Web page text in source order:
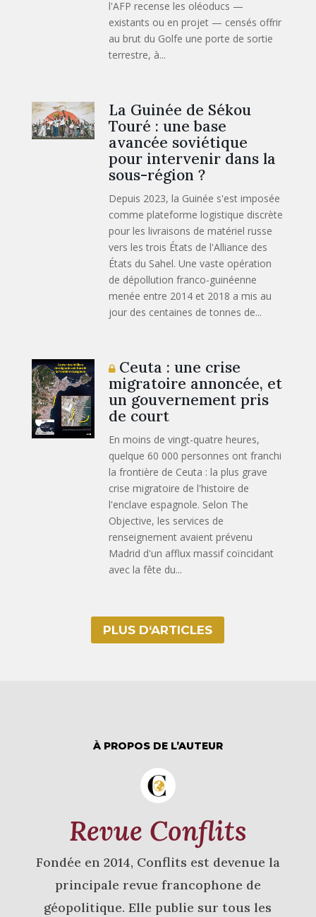
l'AFP recense les oléoducs —
existants ou en projet — censés offrir
au brut du Golfe une porte de sortie
terrestre, à...
La Guinée de Sékou
Touré : une base
avancée soviétique
pour intervenir dans la
sous-région ?
Depuis 2023, la Guinée s'est imposée
comme plateforme logistique discrète
pour les livraisons de matériel russe
vers les trois États de l'Alliance des
États du Sahel. Une vaste opération
de dépollution franco-guinéenne
menée entre 2014 et 2018 a mis au
jour des centaines de tonnes de...
Ceuta : une crise
migratoire annoncée, et
un gouvernement pris
de court
En moins de vingt-quatre heures,
quelque 60 000 personnes ont franchi
la frontière de Ceuta : la plus grave
crise migratoire de l'histoire de
l'enclave espagnole. Selon The
Objective, les services de
renseignement avaient prévenu
Madrid d'un afflux massif coïncidant
avec la fête du...
PLUS D‘ARTICLES
À PROPOS DE L’AUTEUR
Revue Conflits
Fondée en 2014, Conflits est devenue la
principale revue francophone de
géopolitique. Elle publie sur tous les